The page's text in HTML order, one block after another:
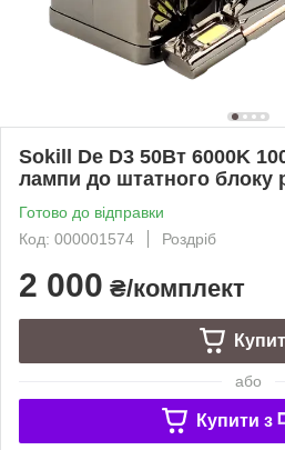
Sokill De D3 50Вт 6000K
лампи до штатного блоку
Готово до відправки
Код: 000001574
Роздріб
2 000 ₴/комплект
або
Купити з